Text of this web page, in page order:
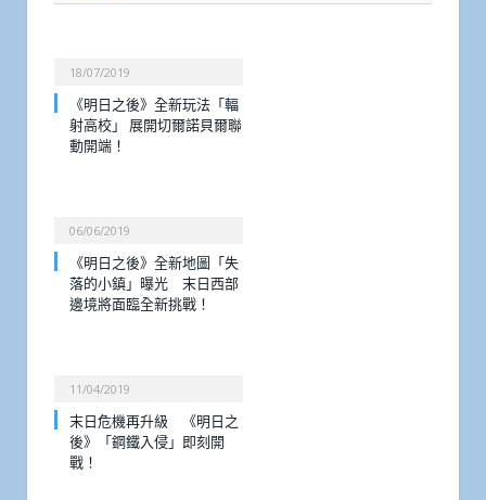
18/07/2019
《明日之後》全新玩法「輻
射高校」 展開切爾諾貝爾聯
動開端！
06/06/2019
《明日之後》全新地圖「失
落的小鎮」曝光 末日西部
邊境將面臨全新挑戰！
11/04/2019
末日危機再升級 《明日之
後》「鋼鐵入侵」即刻開
戰！